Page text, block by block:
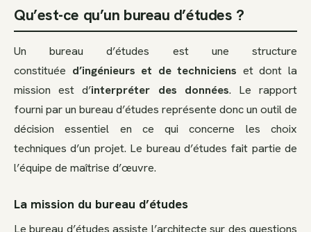
Qu’est-ce qu’un bureau d’études ?
Un bureau d’études est une structure
constituée d’ingénieurs et de techniciens et dont la
mission est d’interpréter des données. Le rapport
fourni par un bureau d’études représente donc un outil de
décision essentiel en ce qui concerne les choix
techniques d’un projet. Le bureau d’études fait partie de
l’équipe de maîtrise d’œuvre.
La mission du bureau d’études
Le bureau d’études assiste l’architecte sur des questions